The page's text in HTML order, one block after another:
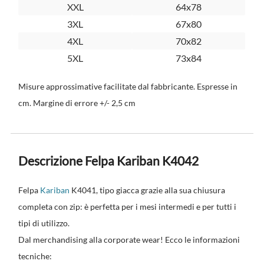
XXL
64x78
3XL
67x80
4XL
70x82
5XL
73x84
Misure approssimative facilitate dal fabbricante. Espresse in
cm. Margine di errore +/- 2,5 cm
Descrizione Felpa Kariban K4042
Felpa Kariban K4041, tipo giacca grazie alla sua chiusura
completa con zip: è perfetta per i mesi intermedi e per tutti i
tipi di utilizzo.
Dal merchandising alla corporate wear! Ecco le informazioni
tecniche: